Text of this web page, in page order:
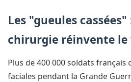
Les "gueules
chirurgie réinvente le
Plus de 400 000 soldats français
faciales pendant la Grande